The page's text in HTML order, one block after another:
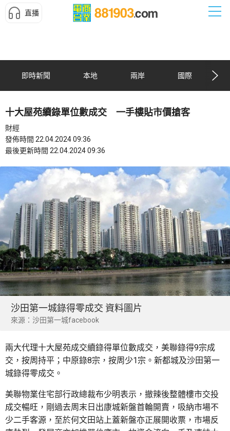
直播
即時新聞 本地 兩岸 國際
十大屋苑續錄單位數成交 一手樓貼市價搶客
財經
發佈時間 22.04.2024 09:36
最後更新時間 22.04.2024 09:36
沙田第一城錄得零成交 資料圖片
來源：沙田第一城facebook
兩大代理十大屋苑成交續錄得單位數成交，美聯錄得9宗成
交，按周持平；中原錄8宗，按周少1宗。新都城及沙田第一
城錄得零成交。
美聯物業住宅部行政總裁布少明表示，撤辣後整體樓市交投
成交暢旺，剛過去周末日出康城新盤首輪開賣，吸納市場不
少二手客源，至於何文田站上蓋新盤亦正展開收票，市場反